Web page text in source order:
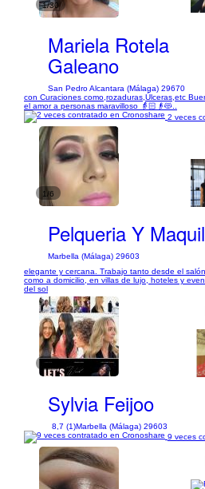
1/30
Mariela Rotela
Galeano
San Pedro Alcantara (Málaga) 29670
con Curaciones como,rozaduras,Úlceras,etc
el amor a personas maravilloso 👵🏻👴😻..
2 veces
1/6
Pelqueria Y
Marbella (Málaga) 29603
elegante y cercana. Trabajo tanto desde el
como a domicilio, en villas de lujo, hoteles y
del sol
1/3
Sylvia Feijoo
8,7 (1)Marbella (Málaga) 29603
9 veces